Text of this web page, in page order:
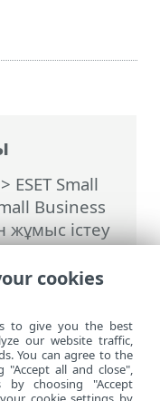
> ESET Small
Business
жұмыс істеу
>
cookies
to give you the best
our website traffic,
You can agree to the
"Accept all and close",
by choosing "Accept